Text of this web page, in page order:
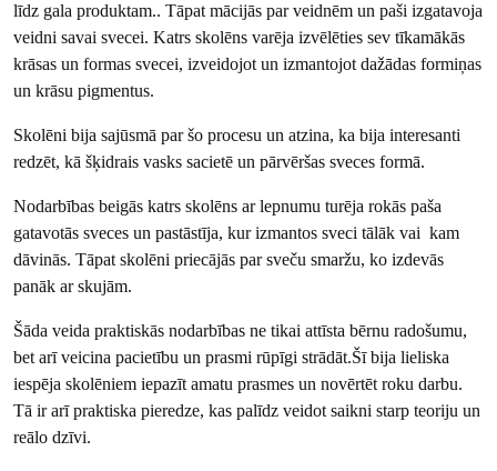
līdz gala produktam.. Tāpat mācijās par veidnēm un paši izgatavoja
veidni savai svecei. Katrs skolēns varēja izvēlēties sev tīkamākās
krāsas un formas svecei, izveidojot un izmantojot dažādas formiņas
un krāsu pigmentus.
Skolēni bija sajūsmā par šo procesu un atzina, ka bija interesanti
redzēt, kā šķidrais vasks sacietē un pārvēršas sveces formā.
Nodarbības beigās katrs skolēns ar lepnumu turēja rokās paša
gatavotās sveces un pastāstīja, kur izmantos sveci tālāk vai kam
dāvinās. Tāpat skolēni priecājās par sveču smaržu, ko izdevās
panāk ar skujām.
Šāda veida praktiskās nodarbības ne tikai attīsta bērnu radošumu,
bet arī veicina pacietību un prasmi rūpīgi strādāt.Šī bija lieliska
iespēja skolēniem iepazīt amatu prasmes un novērtēt roku darbu.
Tā ir arī praktiska pieredze, kas palīdz veidot saikni starp teoriju un
reālo dzīvi.